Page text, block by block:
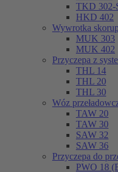
TKD 302-
HKD 402
Wywrotka
MUK 303
MUK 402
Przyczepa z
THL 14
THL 20
THL 30
Wóz
TAW 20
TAW 30
SAW 32
SAW 36
Przyczepa do
PWO 18